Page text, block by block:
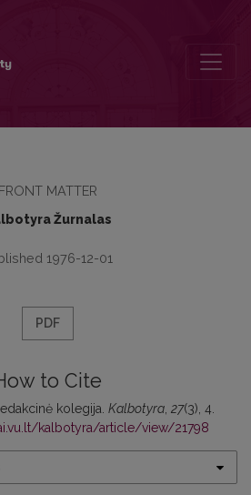
FRONT MATTER
Žurnalas
1976-12-01
PDF
to Cite
kolegija. Kalbotyra 27(3), 4.
kalbotyra/article/view/21798